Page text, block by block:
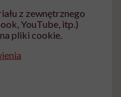
z zewnętrznego
YouTube, itp.)
pliki cookie.